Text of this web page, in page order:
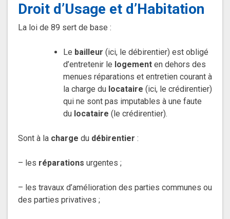
Droit d’Usage et d’Habitation
La loi de 89 sert de base :
Le bailleur (ici, le débirentier) est obligé
d’entretenir le logement en dehors des
menues réparations et entretien courant à
la charge du locataire (ici, le crédirentier)
qui ne sont pas imputables à une faute
du locataire (le crédirentier).
Sont à la charge du débirentier :
– les réparations urgentes ;
– les travaux d’amélioration des parties communes ou
des parties privatives ;